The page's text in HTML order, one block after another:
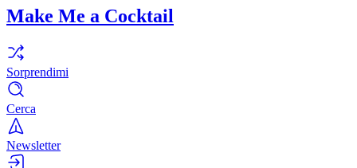
Make Me a Cocktail
Sorprendimi
Cerca
Newsletter